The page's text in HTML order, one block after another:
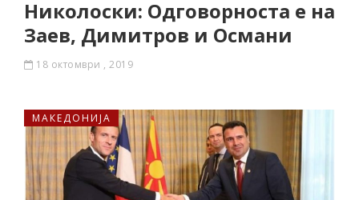
Николоски: Одговорноста е на
Заев, Димитров и Османи
18 октомври , 2019
МАКЕДОНИЈА